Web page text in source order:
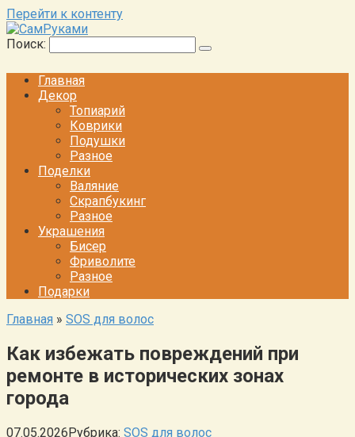
Перейти к контенту
Поиск:
Главная
Декор
Топиарий
Коврики
Подушки
Разное
Поделки
Валяние
Скрапбукинг
Разное
Украшения
Бисер
Фриволите
Разное
Подарки
Главная » SOS для волос
Как избежать повреждений при
ремонте в исторических зонах
города
07.05.2026Рубрика: SOS для волос